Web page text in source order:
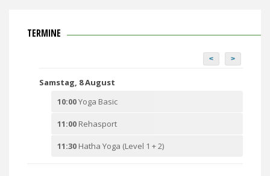
TERMINE
< >
Samstag, 8 August
10:00Yoga Basic
11:00 Rehasport
11:30 Hatha Yoga (Level 1 + 2)